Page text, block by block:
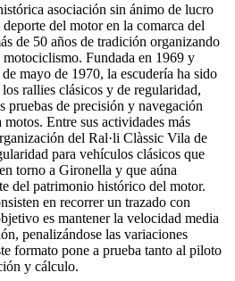
asociación sin ánimo de lucro
del motor en la comarca del
de 50 años de tradición organizando
Fundada en 1969 y
mayo de 1970, la escudería ha sido
rallies clásicos y de regularidad,
pruebas de precisión y navegación
Entre sus actividades más
del Ral·li Clàssic Vila de
para vehículos clásicos que
torno a Gironella y que aúna
del patrimonio histórico del motor.
en recorrer un trazado con
es mantener la velocidad media
penalizándose las variaciones
formato pone a prueba tanto al piloto
y cálculo.